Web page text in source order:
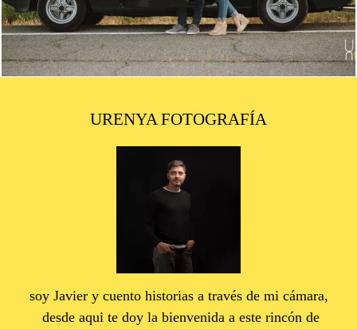
URENYA FOTOGRAFÍA
soy Javier y cuento historias a través de mi cámara,
desde aqui te doy la bienvenida a este rincón de